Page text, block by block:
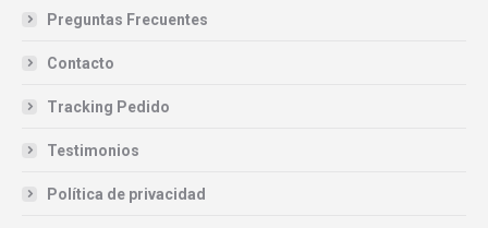
Preguntas Frecuentes
Contacto
Tracking Pedido
Testimonios
Política de privacidad